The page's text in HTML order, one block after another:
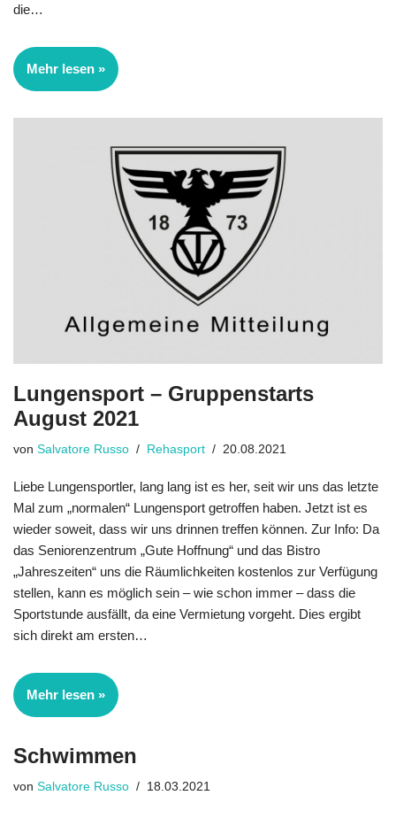
die…
Mehr lesen »
Lungensport – Gruppenstarts
August 2021
von Salvatore Russo Rehasport 20.08.2021
Liebe Lungensportler, lang lang ist es her, seit wir uns das letzte
Mal zum „normalen“ Lungensport getroffen haben. Jetzt ist es
wieder soweit, dass wir uns drinnen treffen können. Zur Info: Da
das Seniorenzentrum „Gute Hoffnung“ und das Bistro
„Jahreszeiten“ uns die Räumlichkeiten kostenlos zur Verfügung
stellen, kann es möglich sein – wie schon immer – dass die
Sportstunde ausfällt, da eine Vermietung vorgeht. Dies ergibt
sich direkt am ersten…
Mehr lesen »
Schwimmen
von Salvatore Russo 18.03.2021